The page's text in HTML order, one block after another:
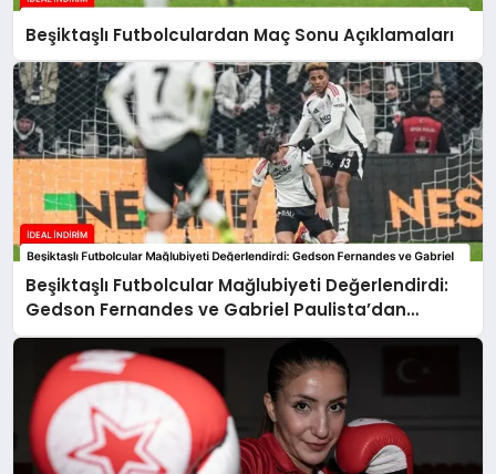
Beşiktaşlı Futbolculardan Maç Sonu Açıklamaları
Beşiktaşlı Futbolcular Mağlubiyeti Değerlendirdi:
Gedson Fernandes ve Gabriel Paulista’dan
Açıklamalar